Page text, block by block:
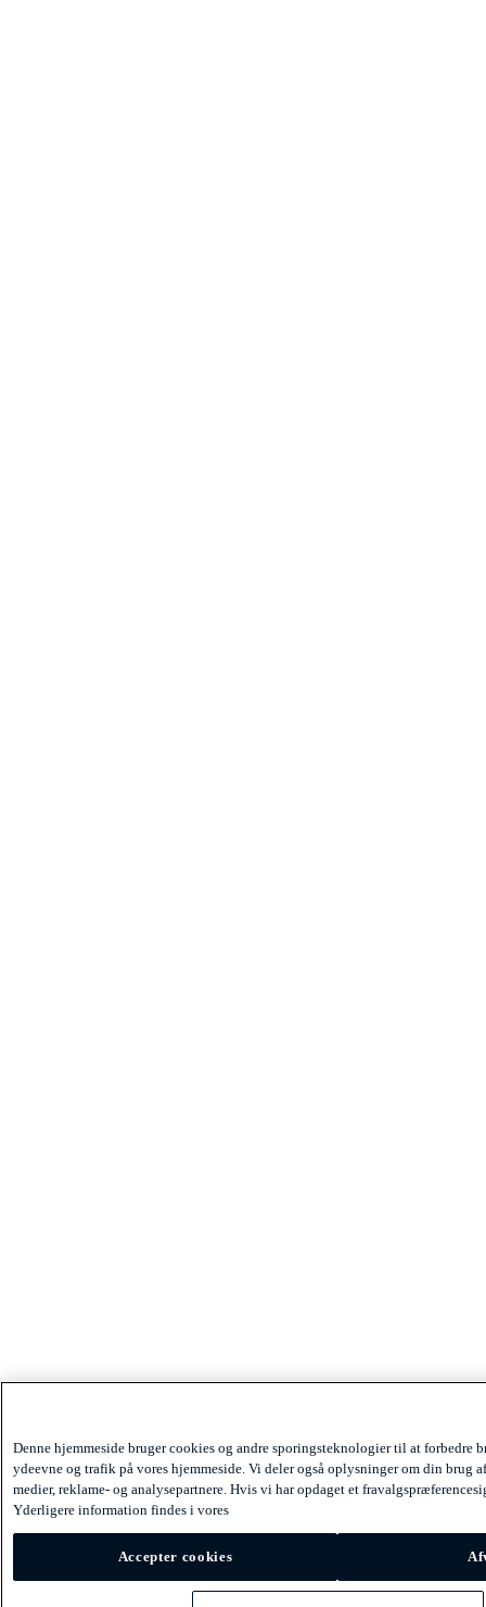
Denne hjemmeside bruger cookies og andre sporingsteknologier til at forbedre
ydeevne og trafik på vores hjemmeside. Vi deler også oplysninger om din brug
medier, reklame- og analysepartnere. Hvis vi har opdaget et
Yderligere information findes i vores
Accepter cookies